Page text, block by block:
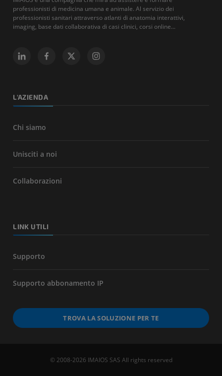
professionisti di medicina umana e animale. Al servizio dei
professionisti sanitari attraverso atlanti di anatomia interattivi,
imaging, base dati collaborativa di casi clinici, corsi online...
L'AZIENDA
Chi siamo
Unisciti a noi
Collaborazioni
LINK UTILI
Supporto
Supporto abbonamento IP
TROVA LA SOLUZIONE PER TE
© 2008-2026 IMAIOS SAS All rights reserved